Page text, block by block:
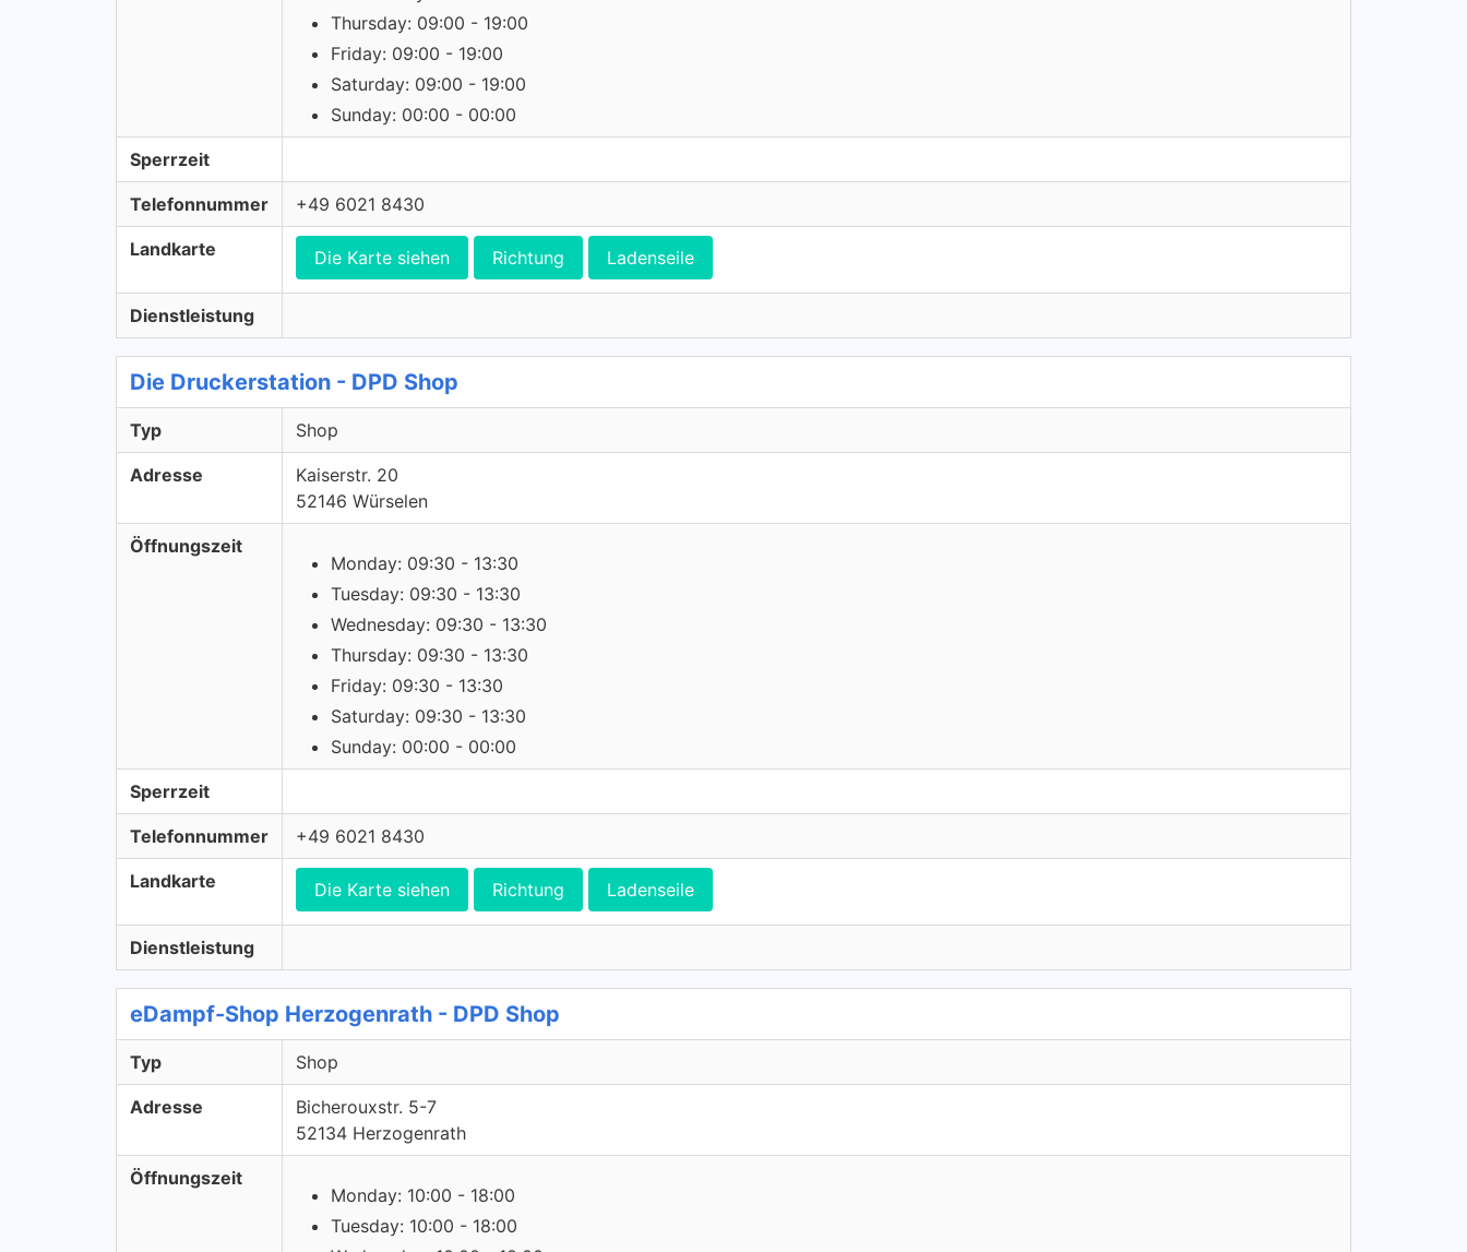
Thursday: 09:00 - 19:00
Friday: 09:00 - 19:00
Saturday: 09:00 - 19:00
Sunday: 00:00 - 00:00
Sperrzeit
Telefonnummer +49 6021 8430
Landkarte Die Karte siehen Richtung Ladenseile
Dienstleistung
Die Druckerstation - DPD Shop
Typ Shop
Adresse
Kaiserstr. 20
52146 Würselen
Öffnungszeit
Monday: 09:30 - 13:30
Tuesday: 09:30 - 13:30
Wednesday: 09:30 - 13:30
Thursday: 09:30 - 13:30
Friday: 09:30 - 13:30
Saturday: 09:30 - 13:30
Sunday: 00:00 - 00:00
Sperrzeit
Telefonnummer +49 6021 8430
Landkarte Die Karte siehen Richtung Ladenseile
Dienstleistung
eDampf-Shop Herzogenrath - DPD Shop
Typ Shop
Adresse
Bicherouxstr. 5-7
52134 Herzogenrath
Öffnungszeit
Monday: 10:00 - 18:00
Tuesday: 10:00 - 18:00